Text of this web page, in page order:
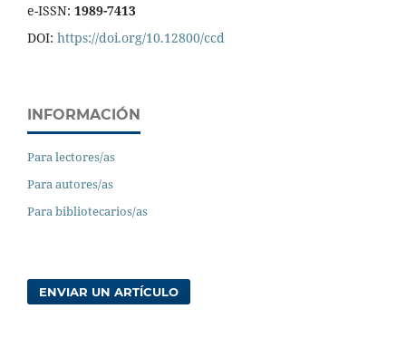
e-ISSN: 1989-7413
DOI: https://doi.org/10.12800/ccd
INFORMACIÓN
Para lectores/as
Para autores/as
Para bibliotecarios/as
ENVIAR UN ARTÍCULO